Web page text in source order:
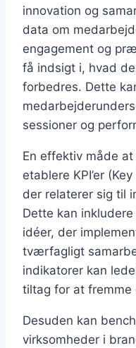
innovation og
data om
engagement og
få indsigt i, hvad
forbedres. Dette
sessioner og
En effektiv måde
etablere KPI’er
der relaterer sig til
Dette kan
idéer, der
tværfagligt
indikatorer kan
tiltag for at fremme
Desuden kan
virksomheder i